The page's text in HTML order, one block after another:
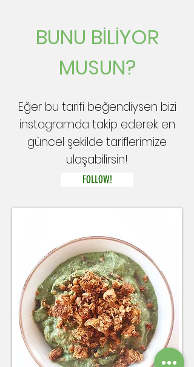
BUNU BİLİYOR
MUSUN?
Eğer bu tarifi beğendiysen bizi
instagramda takip ederek en
güncel şekilde tariflerimize
ulaşabilirsin!
FOLLOW!